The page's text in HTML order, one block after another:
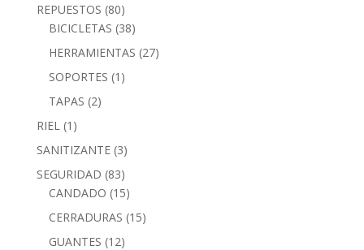
REPUESTOS (80)
BICICLETAS (38)
HERRAMIENTAS (27)
SOPORTES (1)
TAPAS (2)
RIEL (1)
SANITIZANTE (3)
SEGURIDAD (83)
CANDADO (15)
CERRADURAS (15)
GUANTES (12)